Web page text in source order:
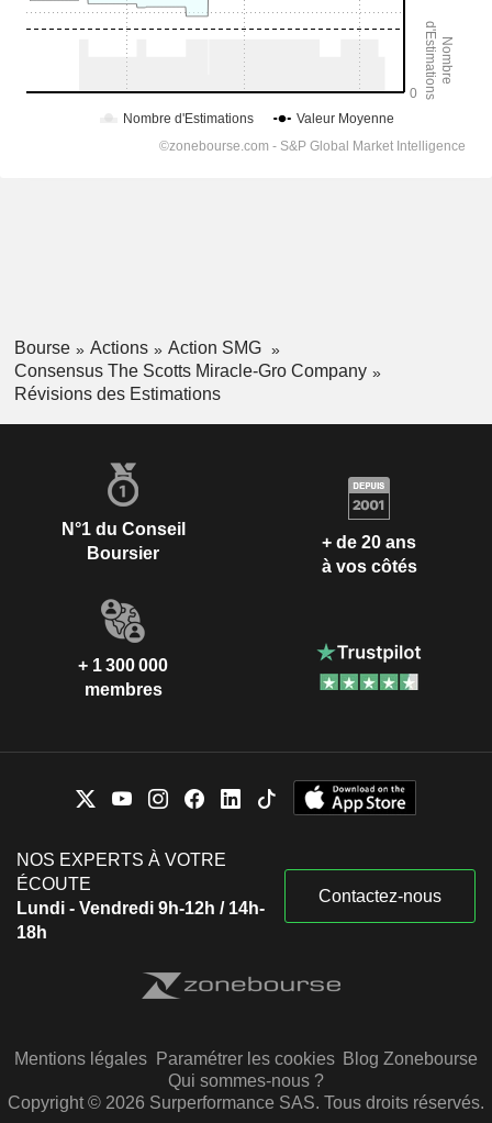
Bourse Actions
Action SMG
Consensus The Scotts Miracle-Gro Company
Révisions des Estimations
N°1 du Conseil
Boursier
+ de 20 ans
à vos côtés
+ 1 300 000
membres
NOS EXPERTS À VOTRE
ÉCOUTE
Lundi - Vendredi 9h-12h / 14h-
18h
Contactez-nous
Mentions légales Paramétrer les cookies Blog Zonebourse
Qui sommes-nous ?
Copyright © 2026 Surperformance SAS. Tous droits réservés.